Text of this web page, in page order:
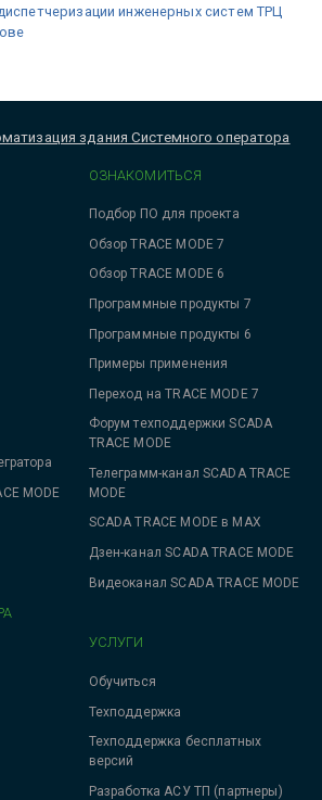
диспетчеризации инженерных систем ТРЦ
здания Системного оператора
ОЗНАКОМИТЬСЯ
Подбор ПО для проекта
Обзор TRACE MODE 7
Обзор TRACE MODE 6
Программные продукты 7
Программные продукты 6
Примеры применения
Переход на TRACE MODE 7
Форум техподдержки SCADA
TRACE MODE
Телеграмм-канал SCADA TRACE
MODE
SCADA TRACE MODE в MAX
Дзен-канал SCADA TRACE MODE
Видеоканал SCADA TRACE MODE
УСЛУГИ
Обучиться
Техподдержка
Техподдержка бесплатных
версий
Разработка АСУ ТП (партнеры)
MODE